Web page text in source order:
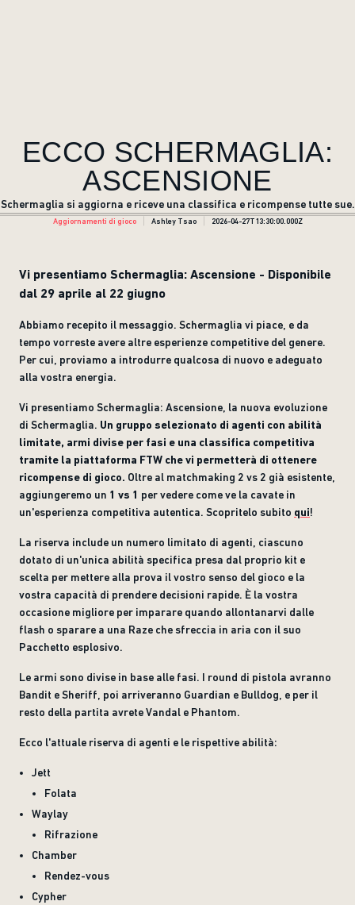
ECCO SCHERMAGLIA:
ASCENSIONE
Schermaglia si aggiorna e riceve una classifica e ricompense tutte sue.
Aggiornamenti di gioco Ashley Tsao 2026-04-27T13:30:00.000Z
Vi presentiamo Schermaglia: Ascensione - Disponibile
dal 29 aprile al 22 giugno
Abbiamo recepito il messaggio. Schermaglia vi piace, e da
tempo vorreste avere altre esperienze competitive del genere.
Per cui, proviamo a introdurre qualcosa di nuovo e adeguato
alla vostra energia.
Vi presentiamo Schermaglia: Ascensione, la nuova evoluzione
di Schermaglia. Un gruppo selezionato di agenti con abilità
limitate, armi divise per fasi e una classifica competitiva
tramite la piattaforma FTW che vi permetterà di ottenere
ricompense di gioco. Oltre al matchmaking 2 vs 2 già esistente,
aggiungeremo un 1 vs 1 per vedere come ve la cavate in
un'esperienza competitiva autentica. Scopritelo subito qui!
La riserva include un numero limitato di agenti, ciascuno
dotato di un'unica abilità specifica presa dal proprio kit e
scelta per mettere alla prova il vostro senso del gioco e la
vostra capacità di prendere decisioni rapide. È la vostra
occasione migliore per imparare quando allontanarvi dalle
flash o sparare a una Raze che sfreccia in aria con il suo
Pacchetto esplosivo.
Le armi sono divise in base alle fasi. I round di pistola avranno
Bandit e Sheriff, poi arriveranno Guardian e Bulldog, e per il
resto della partita avrete Vandal e Phantom.
Ecco l'attuale riserva di agenti e le rispettive abilità:
Jett
Folata
Waylay
Rifrazione
Chamber
Rendez-vous
Cypher